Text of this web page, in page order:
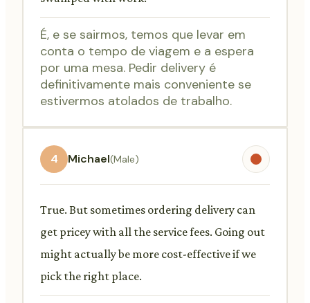
É, e se sairmos, temos que levar em
conta o tempo de viagem e a espera
por uma mesa. Pedir delivery é
definitivamente mais conveniente se
estivermos atolados de trabalho.
4 Michael(Male)
True. But sometimes ordering delivery can
get pricey with all the service fees. Going out
might actually be more cost-effective if we
pick the right place.